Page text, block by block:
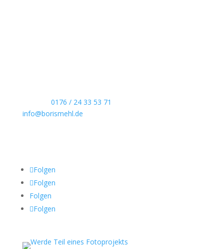
0176 / 24 33 53 71
info@borismehl.de
Folgen
Folgen
Folgen
Folgen